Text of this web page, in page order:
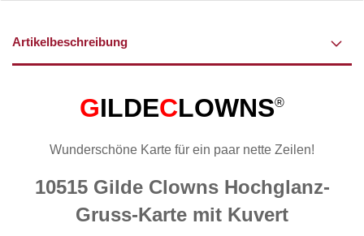
Artikelbeschreibung
GILDECLOWNS®
Wunderschöne Karte für ein paar nette Zeilen!
10515 Gilde Clowns Hochglanz-
Gruss-Karte mit Kuvert